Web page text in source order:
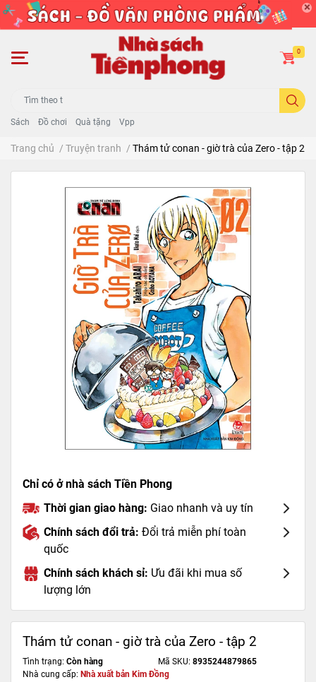
Sách Đồ chơi Quà tặng Vpp
0
Trang chủ / Truyện tranh / Thám tử conan - giờ trà của Zero - tập 2
Chỉ có ở nhà sách Tiền Phong
Thời gian giao hàng: Giao nhanh và uy tín
Chính sách đổi trả: Đổi trả miễn phí toàn
quốc
Chính sách khách sỉ: Ưu đãi khi mua số
lượng lớn
Thám tử conan - giờ trà của Zero - tập 2
Tình trạng: Còn hàng Mã SKU: 8935244879865
Nhà cung cấp: Nhà xuất bản Kim Đồng